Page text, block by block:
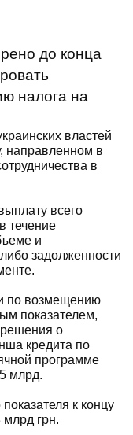
до конца
налога на
властей
направленном в
в
всего
течение
и
задолженности
по возмещению
показателем,
решения о
кредита по
программе
млрд.
к концу
млрд грн.